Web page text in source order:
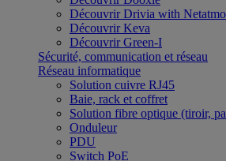
Découvrir Drivia with Netatmo
Découvrir Keva
Découvrir Green-I
Sécurité, communication et réseau
Réseau informatique
Solution cuivre RJ45
Baie, rack et coffret
Solution fibre optique (tiroir,
Onduleur
PDU
Switch PoE